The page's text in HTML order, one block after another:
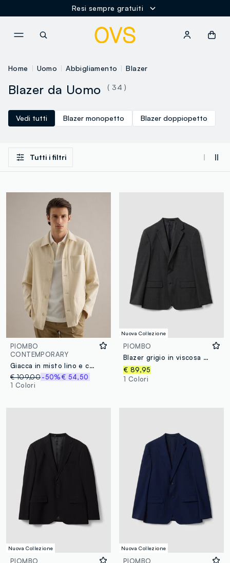
Resi sempre gratuiti
Home Uomo Abbigliamento Blazer
Blazer da Uomo ( 34 )
Vedi tutti Blazer monopetto Blazer doppiopetto
Tutti i filtri
PIOMBO
CONTEMPORARY
Giacca in misto lino e cotone bianca regular fit
€ 109,00-50%€ 54,50
1 Colori
Nuova Collezione
PIOMBO
Blazer grigio in viscosa elasticizzata con rever classico slim fit
€ 89,95
1 Colori
Nuova Collezione
PIOMBO
Nuova Collezione
PIOMBO